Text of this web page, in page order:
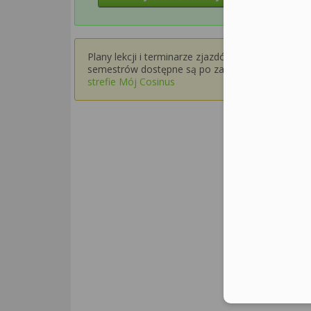
Plany lekcji i terminarze zjazdów dla wyższych
semestrów dostępne są po zalogowaniu w
strefie Mój Cosinus